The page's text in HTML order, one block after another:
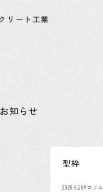
お知らせ
型枠
2026.6.26#コラム